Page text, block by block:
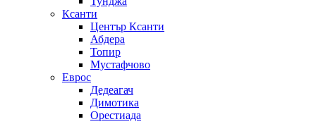
Ксанти
Център Ксанти
Абдера
Топир
Мустафчово
Еврос
Дедеагач
Димотика
Орестиада